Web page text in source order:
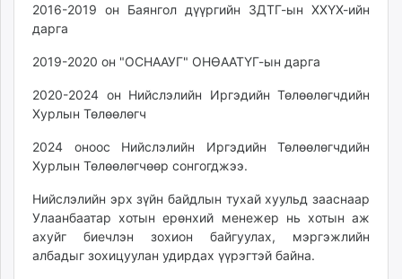
2016-2019 он Баянгол дүүргийн ЗДТГ-ын ХХҮХ-ийн
дарга
2019-2020 он "ОСНААУГ" ОНӨААТҮГ-ын дарга
2020-2024 он Нийслэлийн Иргэдийн Төлөөлөгчдийн
Хурлын Төлөөлөгч
2024 оноос Нийслэлийн Иргэдийн Төлөөлөгчдийн
Хурлын Төлөөлөгчөөр сонгогджээ.
Нийслэлийн эрх зүйн байдлын тухай хуульд зааснаар
Улаанбаатар хотын ерөнхий менежер нь хотын аж
ахуйг биечлэн зохион байгуулах, мэргэжлийн
албадыг зохицуулан удирдах үүрэгтэй байна.